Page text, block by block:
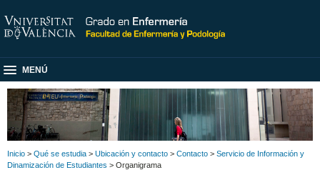
MENÚ
Inicio > Qué se estudia > Ubicación y contacto > Contacto > Servicio de Información y
Dinamización de Estudiantes > Organigrama